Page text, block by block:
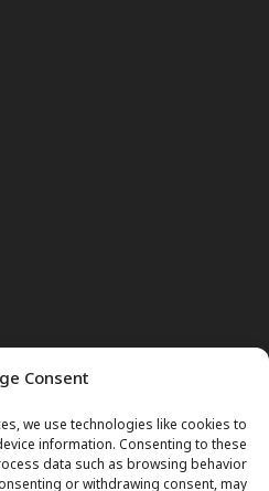
Consent
we use technologies like cookies to
information. Consenting to these
data such as browsing behavior
or withdrawing consent, may